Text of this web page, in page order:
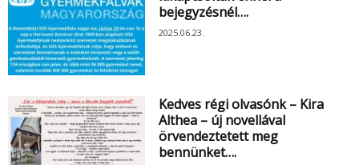
bejegyzésnél….
2025.06.23.
Kedves régi olvasónk – Kira
Althea – új novellával
örvendeztetett meg
bennünket….